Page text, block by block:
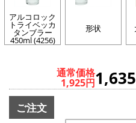
アルコロック
トライベッカ
タンブラー
450ml (4256)
形状
通常価格
1,925円
ご注文